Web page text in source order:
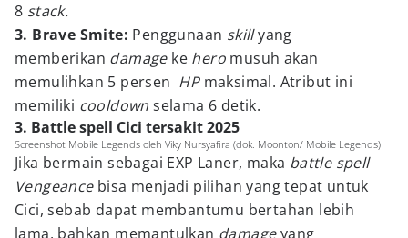
8 stack.
3. Brave Smite: Penggunaan skillyang
memberikan damage ke hero musuh akan
memulihkan 5 persen HP maksimal. Atribut ini
memiliki cooldownselama 6 detik.
3. Battle spell Cici tersakit 2025
Screenshot Mobile Legends oleh Viky Nursyafira (dok. Moonton/ Mobile Legends)
Jika bermain sebagai EXP Laner, maka battle spell
Vengeance bisa menjadi pilihan yang tepat untuk
Cici, sebab dapat membantumu bertahan lebih
lama, bahkan memantulkan damageyang